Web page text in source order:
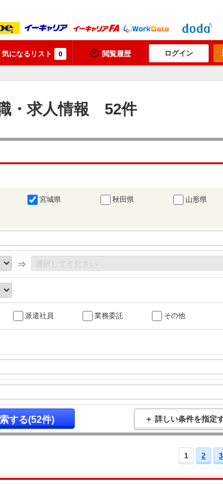
気になるリスト 0 閲覧履歴 ログイン
・求人情報 52件
宮城県 秋田県
山形県
⇒
派遣社員 業務委託 その他
＋ 詳しい条件を指定
1 2 3